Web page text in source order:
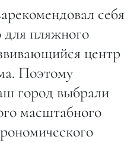
себя
для пляжного
центр
Поэтому
город выбрали
масштабного